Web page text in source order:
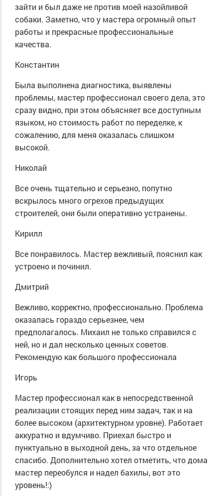
зайти и был даже не против моей назойливой
собаки. Заметно, что у мастера огромный опыт
работы и прекрасные профессиональные
качества.
Константин
Была выполнена диагностика, выявлены
проблемы, мастер профессионал своего дела, это
сразу видно, при этом объясняет все доступным
языком, но стоимость работ по переделке, к
сожалению, для меня оказалась слишком
высокой.
Николай
Все очень тщательно и серьезно, попутно
вскрылось много огрехов предыдущих
строителей, они были оперативно устранены.
Кирилл
Все понравилось. Мастер вежливый, пояснил как
устроено и починил.
Дмитрий
Вежливо, корректно, профессионально. Проблема
оказалась гораздо серьезнее, чем
предполагалось. Михаил не только справился с
ней, но и дал несколько ценных советов.
Рекомендую как большого профессионала
Игорь
Мастер профессионал как в непосредственной
реализации стоящих перед ним задач, так и на
более высоком (архитектурном уровне). Работает
аккуратно и вдумчиво. Приехал быстро и
пунктуально в выходной день, за что отдельное
спасибо. Дополнительно хотел отметить, что дома
мастер переобулся и надел бахилы, вот это
уровень!:)